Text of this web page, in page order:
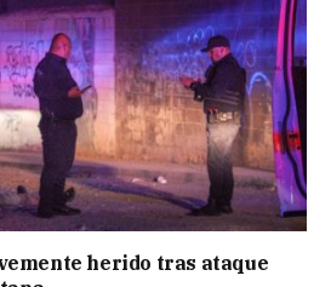
herido tras ataque